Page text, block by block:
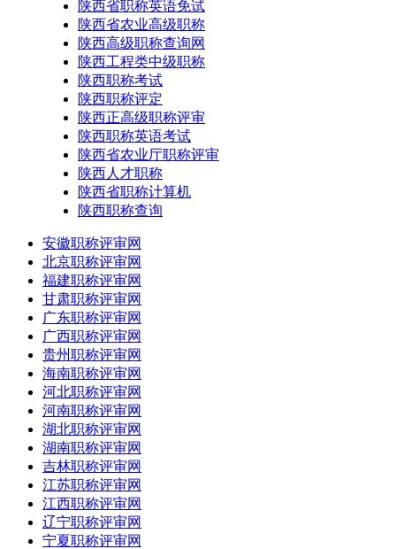
陕西省职称英语免试
陕西省农业高级职称
陕西高级职称查询网
陕西工程类中级职称
陕西职称考试
陕西职称评定
陕西正高级职称评审
陕西职称英语考试
陕西省农业厅职称评审
陕西人才职称
陕西省职称计算机
陕西职称查询
安徽职称评审网
北京职称评审网
福建职称评审网
甘肃职称评审网
广东职称评审网
广西职称评审网
贵州职称评审网
海南职称评审网
河北职称评审网
河南职称评审网
湖北职称评审网
湖南职称评审网
吉林职称评审网
江苏职称评审网
江西职称评审网
辽宁职称评审网
宁夏职称评审网